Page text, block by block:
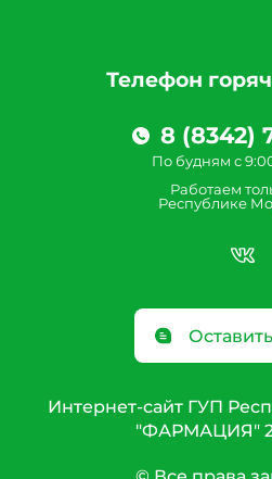
Телефон
8 (8342)
По будням с
Работаем
Республике
Интернет-сайт ГУП
"ФАРМАЦИЯ"